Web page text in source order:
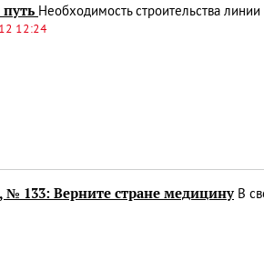
Необходимость строительства
12:24
№ 133: Верните стране медицинуВ